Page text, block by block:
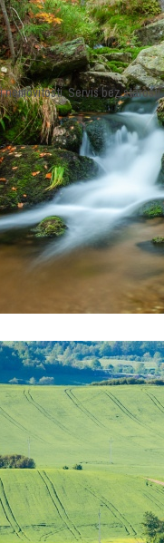
nemovitosti. Servis bez starosti.
Pronájem bytu